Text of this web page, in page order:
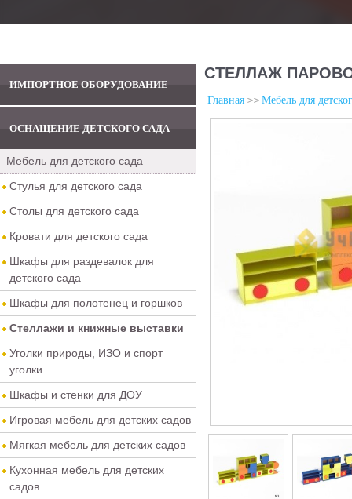
ИМПОРТНОЕ ОБОРУДОВАНИЕ
ОСНАЩЕНИЕ ДЕТСКОГО САДА
Мебель для детского сада
Стулья для детского сада
Столы для детского сада
Кровати для детского сада
Шкафы для раздевалок для
детского сада
Шкафы для полотенец и горшков
Стеллажи и книжные выставки
Уголки природы, ИЗО и спорт
уголки
Шкафы и стенки для ДОУ
Игровая мебель для детских садов
Мягкая мебель для детских садов
Кухонная мебель для детских
садов
СТЕЛЛАЖ
Главная Мебель для